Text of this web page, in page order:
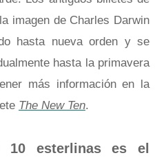
imagen de Charles Darwin
hasta nueva orden y se
hasta la primavera
más información en la
The New Ten.
esterlinas es el